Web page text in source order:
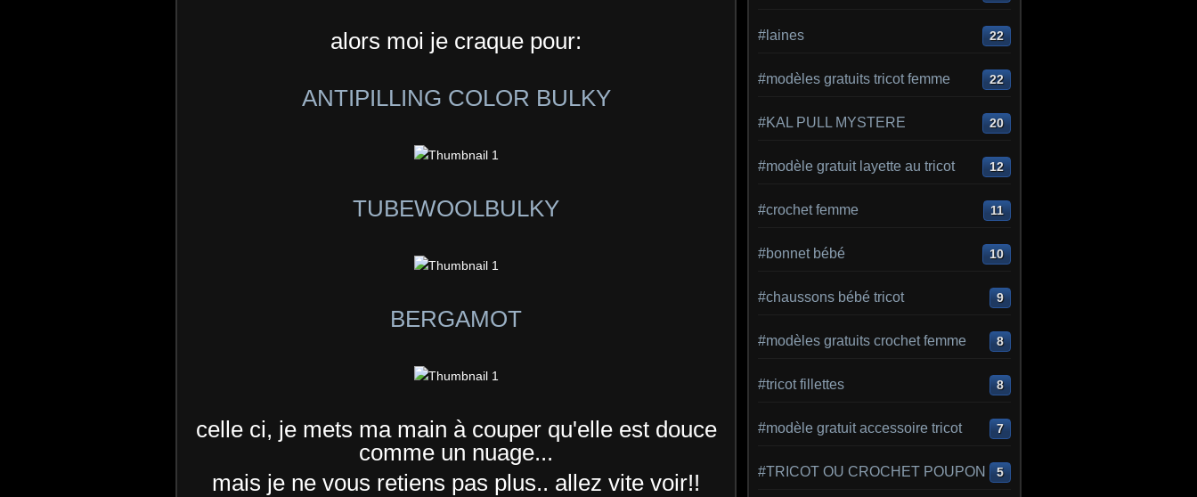
alors moi je craque pour:
ANTIPILLING COLOR BULKY
TUBEWOOLBULKY
BERGAMOT
celle ci, je mets ma main à couper qu'elle est douce
comme un nuage...
mais je ne vous retiens pas plus.. allez vite voir!!
#laines 22
#modèles gratuits tricot femme 22
#KAL PULL MYSTERE 20
#modèle gratuit layette au tricot 12
#crochet femme 11
#bonnet bébé 10
#chaussons bébé tricot 9
#modèles gratuits crochet femme 8
#tricot fillettes 8
#modèle gratuit accessoire tricot 7
#TRICOT OU CROCHET POUPON 5